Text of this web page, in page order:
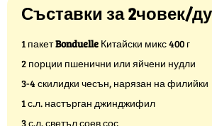
Съставки за 2човек/
1 пакетBonduelle Китайски микс 400 г
2 порции пшенични или яйчени нудли
3-4 скилидки чесън, нарязан на филийки
1 с.л. настърган джинджифил
3 с.л. светъл соев сос